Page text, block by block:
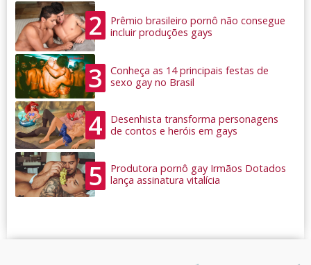
2
Prêmio brasileiro pornô não consegue
incluir produções gays
3
Conheça as 14 principais festas de
sexo gay no Brasil
4
Desenhista transforma personagens
de contos e heróis em gays
5
Produtora pornô gay Irmãos Dotados
lança assinatura vitalícia